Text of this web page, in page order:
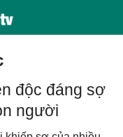
độc đáng sợ
người